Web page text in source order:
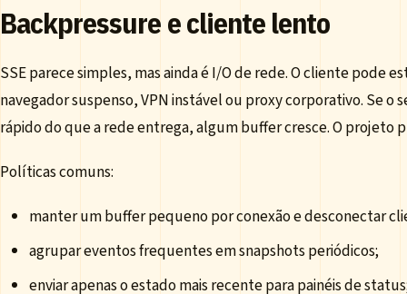
Backpressure e cliente lento
SSE parece simples, mas ainda é I/O de rede. O cliente pode
navegador suspenso, VPN instável ou proxy corporativo. Se o
rápido do que a rede entrega, algum buffer cresce. O projeto
Políticas comuns:
manter um buffer pequeno por conexão e desconectar
agrupar eventos frequentes em snapshots periódicos;
enviar apenas o estado mais recente para painéis de